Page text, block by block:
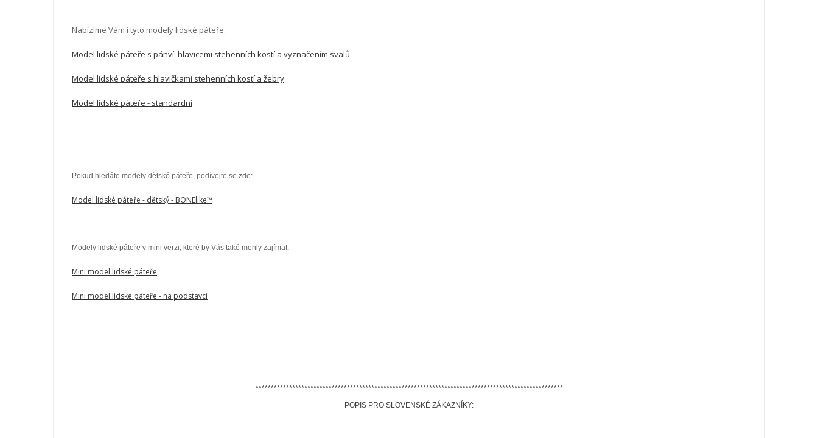
Nabízíme Vám i tyto modely lidské páteře:
Model lidské páteře s pánví, hlavicemi stehenních kostí a vyznačením svalů
Model lidské páteře s hlavičkami stehenních kostí a žebry
Model lidské páteře - standardní
Pokud hledáte modely dětské páteře, podívejte se zde:
Model lidské páteře - dětský - BONElike™
Modely lidské páteře v mini verzi, které by Vás také mohly zajímat:
Mini model lidské páteře
Mini model lidské páteře - na podstavci
*****************************************************************************************************
POPIS PRO SLOVENSKÉ ZÁKAZNÍKY: